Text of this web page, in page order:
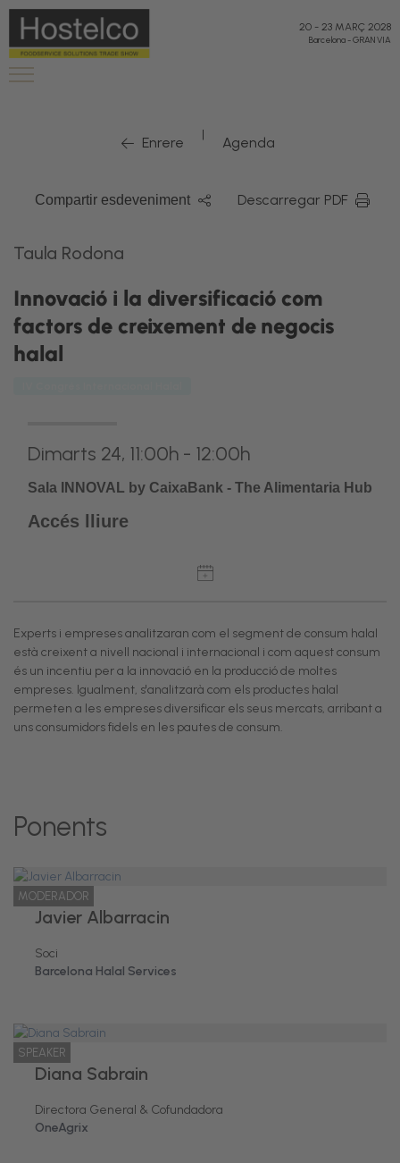
20 - 23 MARÇ 2028
Barcelona-GRAN VIA
Enrere | Agenda
Compartir esdeveniment Descarregar PDF
Taula Rodona
Innovació i la diversificació com
factors de creixement de negocis
halal
Dimarts 24, 11:00h - 12:00h
Sala INNOVAL by CaixaBank - The Alimentaria Hub
Accés lliure
Experts i empreses analitzaran com el segment de consum halal
està creixent a nivell nacional i internacional i com aquest consum
és un incentiu per a la innovació en la producció de moltes
empreses. Igualment, s'analitzarà com els productes halal
permeten a les empreses diversificar els seus mercats, arribant a
uns consumidors fidels en les pautes de consum.
Ponents
MODERADOR
Javier Albarracin
Soci
Barcelona Halal Services
SPEAKER
Diana Sabrain
Directora General & Cofundadora
OneAgrix